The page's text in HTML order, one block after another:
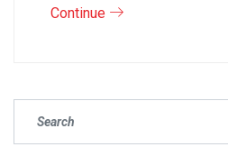
Continue